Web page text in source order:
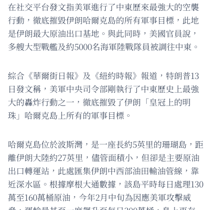
在社交平台發文指美軍進行了中東歷來最強大的空襲
行動，徹底摧毀伊朗哈爾克島的所有軍事目標，此地
是伊朗最大原油出口基地。與此同時，美國官員說，
多艘大型戰艦及約5000名海軍陸戰隊員被調往中東。
綜合《華爾街日報》及《紐約時報》報道，特朗普13
日發文稱，美軍中央司令部剛執行了中東歷史上最強
大的轟炸行動之一，徹底摧毀了伊朗「皇冠上的明
珠」哈爾克島上所有的軍事目標。
哈爾克島位於波斯灣，是一座長約5英里的珊瑚島，距
離伊朗大陸約27英里，儘管面積小，但卻是主要原油
出口轉運站，此處匯集伊朗中西部油田輸油管線，靠
近深水區。根據摩根大通數據，該島平時每日處理130
萬至160萬桶原油，今年2月中旬為因應美軍攻擊威